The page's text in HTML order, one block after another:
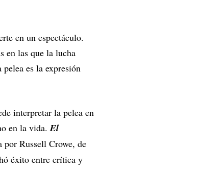
en un espectáculo.
en las que la lucha
es la expresión
interpretar la pelea en
en la vida. El
Russell Crowe, de
éxito entre crítica y